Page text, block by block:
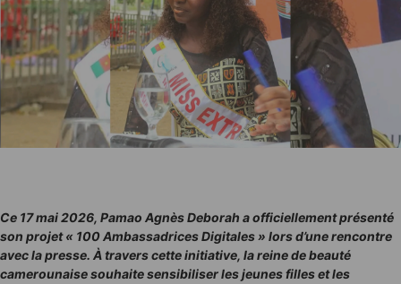
Ce 17 mai 2026, Pamao Agnès Deborah a officiellement présenté
son projet « 100 Ambassadrices Digitales » lors d’une rencontre
avec la presse. À travers cette initiative, la reine de beauté
camerounaise souhaite sensibiliser les jeunes filles et les